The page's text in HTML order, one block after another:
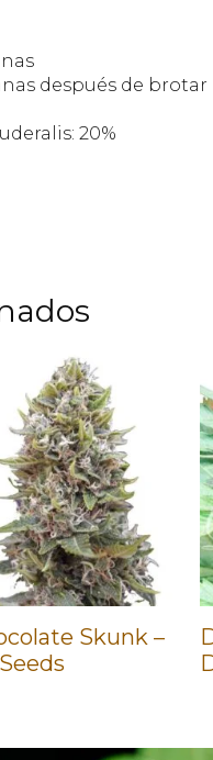
después de brotar
20%
Skunk –